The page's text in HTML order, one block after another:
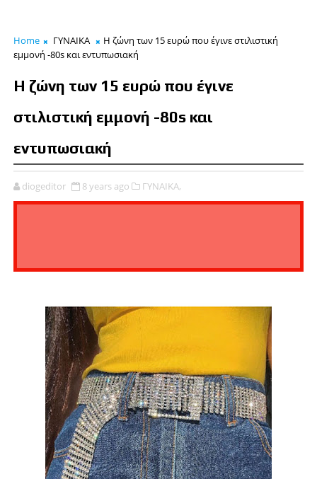
Home ΓΥΝΑΙΚΑ
H ζώνη των 15 ευρώ που έγινε στιλιστική
εμμονή -80s και εντυπωσιακή
H ζώνη των 15 ευρώ που έγινε
στιλιστική εμμονή -80s και
εντυπωσιακή
diogeditor 8 years ago ΓΥΝΑΙΚΑ,